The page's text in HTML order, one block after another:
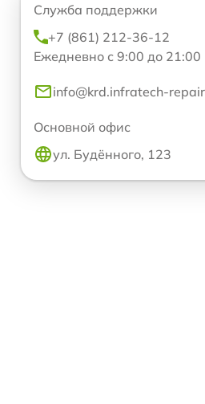
Служба поддержки
+7 (861) 212-36-12
Ежедневно с 9:00 до 21:00
info@krd.infratech-
Основной офис
ул. Будённого, 123